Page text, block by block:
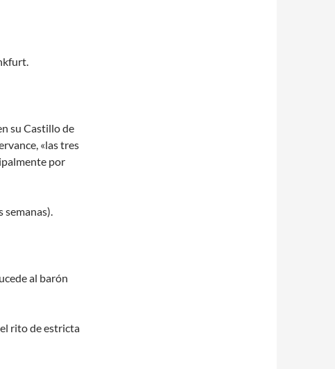
su Castillo de
«las tres
por
al barón
rito de estricta